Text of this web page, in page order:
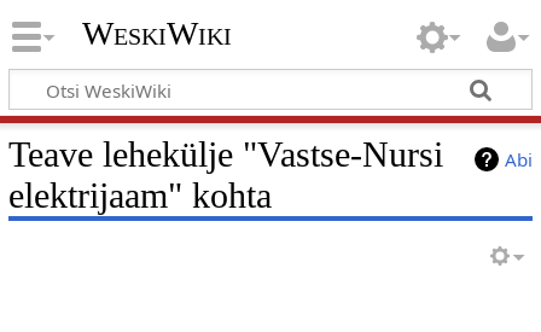
WeskiWiki
Abi
Teave lehekülje "Vastse-Nursi
elektrijaam" kohta